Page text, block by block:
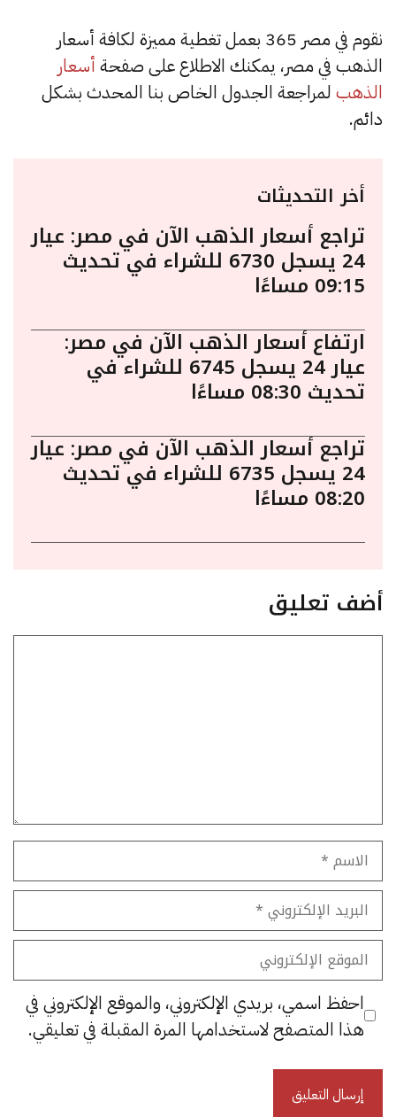
نقوم في مصر 365 بعمل تغطية مميزة لكافة أسعار
الذهب في مصر، يمكنك الاطلاع على صفحة أسعار
الذهب لمراجعة الجدول الخاص بنا المحدث بشكل
دائم.
أخر التحديثات
تراجع أسعار الذهب الآن في مصر: عيار
24 يسجل 6730 للشراء في تحديث
09:15 مساءًا
ارتفاع أسعار الذهب الآن في مصر:
عيار 24 يسجل 6745 للشراء في
تحديث 08:30 مساءًا
تراجع أسعار الذهب الآن في مصر: عيار
24 يسجل 6735 للشراء في تحديث
08:20 مساءًا
أضف تعليق
الاسم
البريد
الإلكتروني
الموقع
الإلكتروني
احفظ اسمي، بريدي الإلكتروني، والموقع الإلكتروني في
هذا المتصفح لاستخدامها المرة المقبلة في تعليقي.